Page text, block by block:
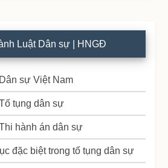
Luật Dân sự | HNGĐ
sự Việt Nam
tụng dân sự
hành án dân sự
đặc biệt trong tố tụng dân sự